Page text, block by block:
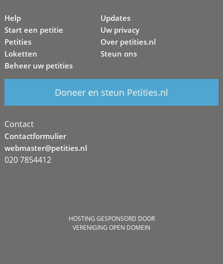
Help
Start een petitie
Petities
Loketten
Beheer uw petities
Updates
Uw privacy
Over petities.nl
Steun ons
Doneer en steun Petities.nl
Contact
Contactformulier
webmaster@petities.nl
020 7854412
HOSTING GESPONSORD DOOR
VERENIGING OPEN DOMEIN